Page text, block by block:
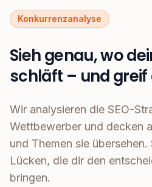
Konkurrenzanalyse
Sieh genau, wo
schläft – und
Wir analysieren die SEO-
Wettbewerber und decken
und Themen sie
Lücken, die dir den
bringen.